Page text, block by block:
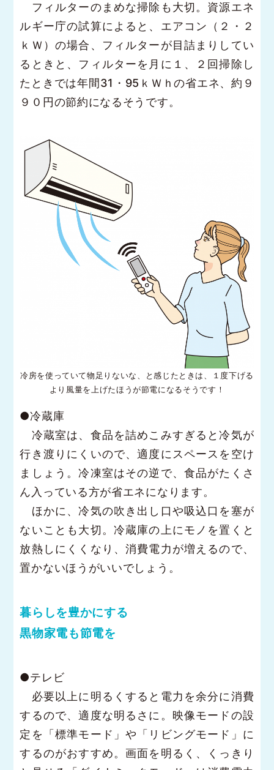
フィルターのまめな掃除も大切。資源エネ
ルギー庁の試算によると、エアコン（２・２
ｋＷ）の場合、フィルターが目詰まりしてい
るときと、フィルターを月に１、２回掃除し
たときでは年間31・95ｋＷｈの省エネ、約９
９０円の節約になるそうです。
冷房を使っていて物足りないな、と感じたときは、１度下げる
より風量を上げたほうが節電になるそうです！
●冷蔵庫
冷蔵室は、食品を詰めこみすぎると冷気が
行き渡りにくいので、適度にスペースを空け
ましょう。冷凍室はその逆で、食品がたくさ
ん入っている方が省エネになります。
ほかに、冷気の吹き出し口や吸込口を塞が
ないことも大切。冷蔵庫の上にモノを置くと
放熱しにくくなり、消費電力が増えるので、
置かないほうがいいでしょう。
暮らしを豊かにする
黒物家電も節電を
●テレビ
必要以上に明るくすると電力を余分に消費
するので、適度な明るさに。映像モードの設
定を「標準モード」や「リビングモード」に
するのがおすすめ。画面を明るく、くっきり